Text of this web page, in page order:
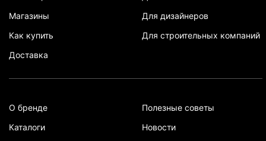
Магазины
Как купить
Доставка
Для дизайнеров
Для строительных компаний
О бренде
Каталоги
Полезные советы
Новости